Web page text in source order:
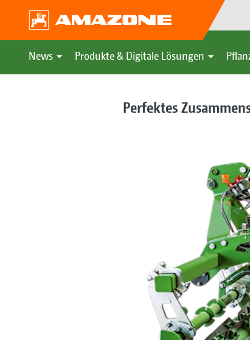
News Produkte & Digitale Lösungen
Perfektes